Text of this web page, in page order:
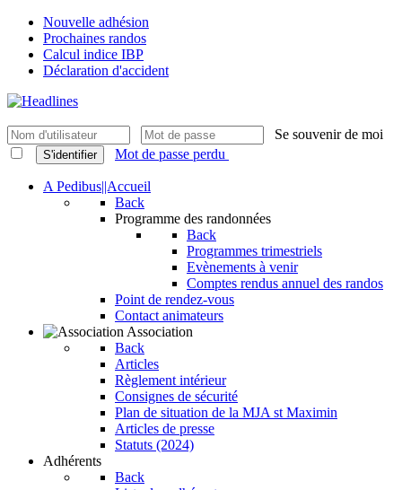
Nouvelle adhésion
Prochaines randos
Calcul indice IBP
Déclaration d'accident
Se souvenir de moi
S'identifier Mot de passe perdu
A Pedibus||Accueil
Back
Programme des randonnées
Back
Programmes trimestriels
Evènements à venir
Comptes rendus annuel des randos
Point de rendez-vous
Contact animateurs
Association
Back
Articles
Règlement intérieur
Consignes de sécurité
Plan de situation de la MJA st Maximin
Articles de presse
Statuts (2024)
Adhérents
Back